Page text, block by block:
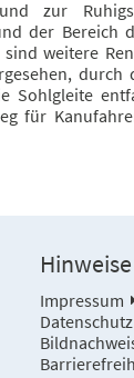
zur
der Bereich
weitere
durch
Sohlgleite
für
Hinweise
Impressum
Datenschutz